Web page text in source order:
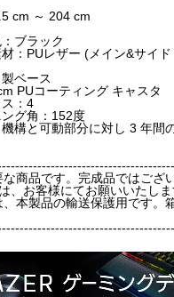
cm ～ 204 cm
ブラック
：PUレザー (メイン&サイ
ベース
PUコーティング キャスタ
：4
グ角：152度
構と可動部分に対し 3 年間
な商品です。完成品ではござ
、お客様にてお願いいたしま
、本製品の輸送保護用です。